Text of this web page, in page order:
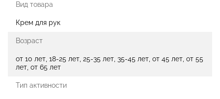
Вид товара
Крем для рук
Возраст
от 10 лет, 18-25 лет, 25-35 лет, 35-45 лет, от 45 лет, от 55
лет, от 65 лет
Тип активности